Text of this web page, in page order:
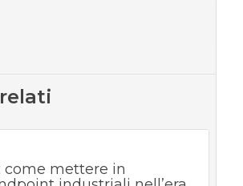
come mettere in